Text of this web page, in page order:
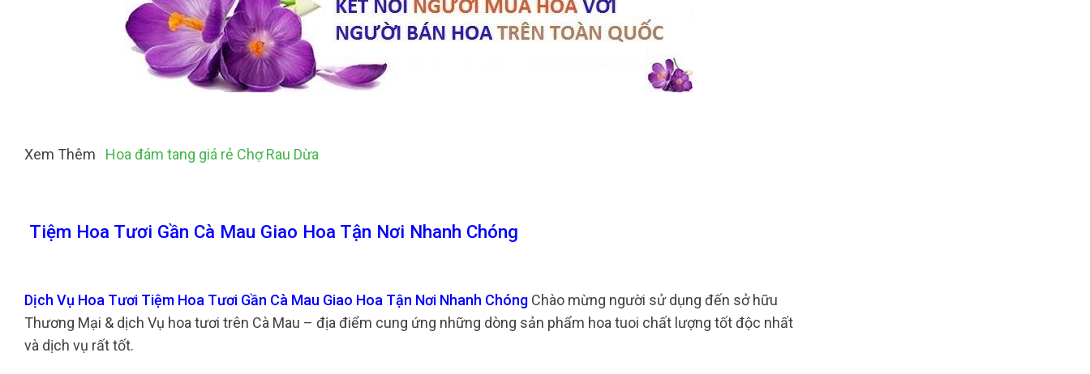
Xem Thêm Hoa đám tang giá rẻ Chợ Rau Dừa
Tiệm Hoa Tươi Gần Cà Mau Giao Hoa Tận Nơi Nhanh Chóng
Dịch Vụ Hoa Tươi Tiệm Hoa Tươi Gần Cà Mau Giao Hoa Tận Nơi Nhanh Chóng Chào mừng người sử dụng đến sở hữu
Thương Mại & dịch Vụ hoa tươi trên Cà Mau – địa điểm cung ứng những dòng sản phẩm hoa tuoi chất lượng tốt độc nhất
và dịch vụ rất tốt.